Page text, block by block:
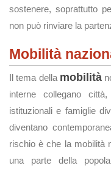
sostenere, soprattutto
non può rinviare la
Mobilità
Il tema della mobilità
interne collegano
istituzionali e famiglie
diventano
rischio è che la mobilità
una parte della